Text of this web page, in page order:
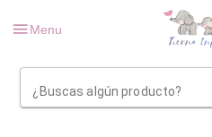
Menu
¿Buscas algún producto?